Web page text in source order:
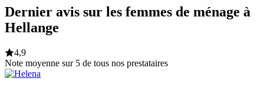
Dernier avis sur les femmes de ménage à
Hellange
4,9
Note moyenne sur 5 de tous nos prestataires